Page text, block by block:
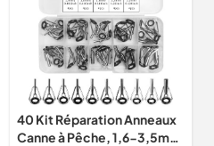
40 Kit Réparation Anneaux
Canne à Pêche, 1,6-3,5mm